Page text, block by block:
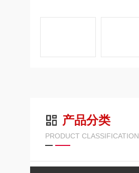
产品分类
PRODUCT CLASSIFICATION